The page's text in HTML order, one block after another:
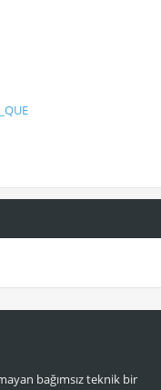
bağımsız teknik bir